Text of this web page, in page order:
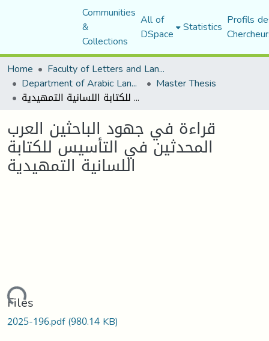
Communities
&
Collections
All of
DSpace Statistics Profils
Home
Faculty of Letters and Languages
Department of Arabic Language and Literature Master Thesis
قراءة في جهود الباحثين العرب المحدثين في التأسيس للكتابة اللسانية التمهيدية
قراءة في جهود الباحثين العرب
المحدثين في التأسيس للكتابة
اللسانية التمهيدية
Files
2025-196.pdf(980.14 KB)